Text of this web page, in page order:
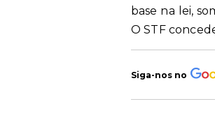
base na lei,
O STF
Siga-nos no